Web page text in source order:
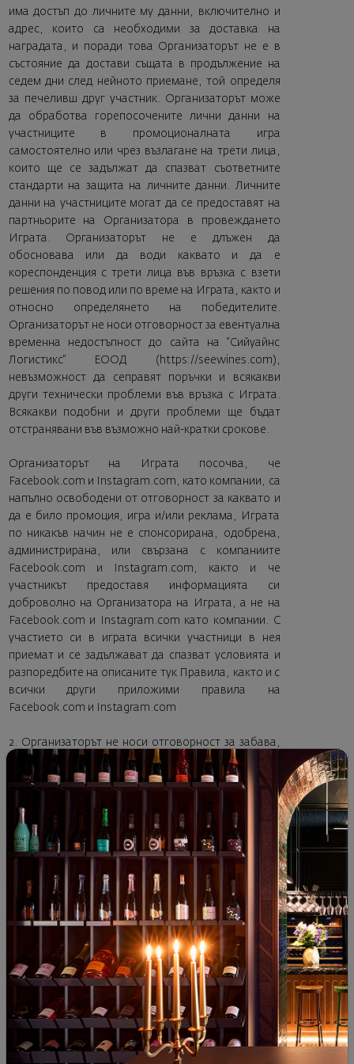
има достъп до личните му данни, включително и
адрес, които са необходими за доставка на
наградата, и поради това Организаторът не е в
състояние да достави същата в продължение на
седем дни след нейното приемане, той определя
за печеливш друг участник. Организаторът може
да обработва горепосочените лични данни на
участниците в промоционалната игра
самостоятелно или чрез възлагане на трети лица,
които ще се задължат да спазват съответните
стандарти на защита на личните данни. Личните
данни на участниците могат да се предоставят на
партньорите на Организатора в провеждането
Играта. Организаторът не е длъжен да
обосновава или да води каквато и да е
кореспонденция с трети лица във връзка с взети
решения по повод или по време на Играта, както и
относно определянето на победителите.
Организаторът не носи отговорност за евентуална
временна недостъпност до сайта на “Сийуайнс
Логистикс“ ЕООД ( https://seewines.com),
невъзможност да сеправят поръчки и всякакви
други технически проблеми във връзка с Играта.
Всякакви подобни и други проблеми ще бъдат
отстранявани във възможно най-кратки срокове.
Организаторът на Играта посочва, че
Facebook.com и Instagram.com, като компании, са
напълно освободени от отговорност за каквато и
да е било промоция, игра и/или реклама, Играта
по никакъв начин не е спонсорирана, одобрена,
администрирана, или свързана с компаниите
Facebook.com и Instagram.com, както и че
участникът предоставя информацията си
доброволно на Организатора на Играта, а не на
Facebook.com и Instagram.com като компании. С
участието си в играта всички участници в нея
приемат и се задължават да спазват условията и
разпоредбите на описаните тук Правила, както и с
всички други приложими правила на
Facebook.com и Instagram.com
2. Организаторът не носи отговорност за забава,
промени, отменяне, отклонения или заместване
на наградата или невъзможност за използването ѝ
поради местни официални празници или други
обстоятелства, които са извън контрола на
Организатора и възпрепятстват използването на
наградата. Също така, Организаторът не поема
отговорност за щети и повреди по време на
транспортирането на наградите. Организаторът
не носи отговорност за прекратяване на играта
или за недоставени награди поради форсмажорни
VIII. ПРЕКРАТЯВАНЕ НА ИГРАТА:
Организаторът има право да прекрати Играта по
всяко време, обявявайки това в съответствие с
настоящите Правила, в случай че констатира
злоупотреба или масово нарушаване на